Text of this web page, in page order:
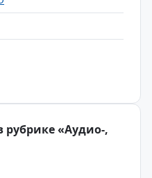
рубрике «Аудио-,